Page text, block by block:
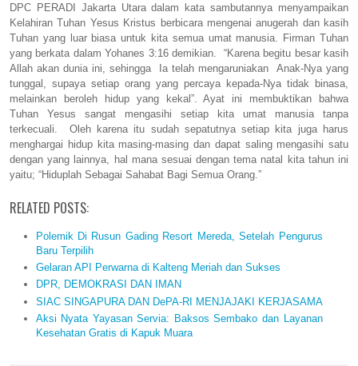
DPC PERADI Jakarta Utara dalam kata sambutannya menyampaikan
Kelahiran Tuhan Yesus Kristus berbicara mengenai anugerah dan kasih
Tuhan yang luar biasa untuk kita semua umat manusia. Firman Tuhan
yang berkata dalam Yohanes 3:16 demikian.
“Karena begitu besar kasih
Allah akan dunia ini, sehingga
Ia telah mengaruniakan
Anak-Nya yang
tunggal, supaya setiap orang yang percaya kepada-Nya tidak binasa,
melainkan beroleh hidup yang kekal”. Ayat ini membuktikan bahwa
Tuhan Yesus sangat mengasihi setiap kita umat manusia tanpa
terkecuali.
Oleh karena itu sudah sepatutnya setiap kita juga harus
menghargai hidup kita masing-masing dan dapat saling mengasihi satu
dengan yang lainnya, hal mana sesuai dengan tema natal kita tahun ini
yaitu; “Hiduplah Sebagai Sahabat Bagi Semua Orang.”
RELATED POSTS:
Polemik Di Rusun Gading Resort Mereda, Setelah Pengurus
Baru Terpilih
Gelaran API Perwarna di Kalteng Meriah dan Sukses
DPR, DEMOKRASI DAN IMAN
SIAC SINGAPURA DAN DePA-RI MENJAJAKI KERJASAMA
Aksi Nyata Yayasan Servia: Baksos Sembako dan Layanan
Kesehatan Gratis di Kapuk Muara